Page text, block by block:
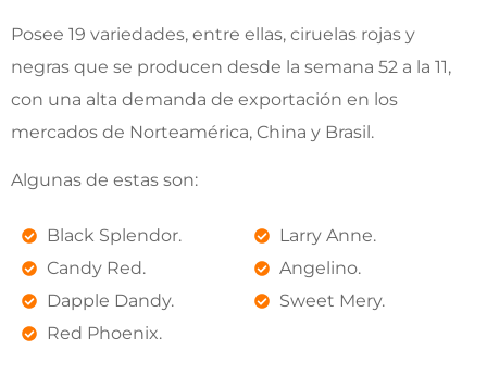
Posee 19 variedades, entre ellas, ciruelas rojas y
negras que se producen desde la semana 52 a la 11,
con una alta demanda de exportación en los
mercados de Norteamérica, China y Brasil.
Algunas de estas son:
Black Splendor.
Candy Red.
Dapple Dandy.
Red Phoenix.
Larry Anne.
Angelino.
Sweet Mery.